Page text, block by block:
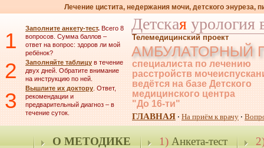
Лечение цистита, недержания мочи, детского энуреза,
1 Заполните анкету-тест. Всего 8
вопросов. Сумма баллов –
ответ на вопрос: здоров ли мой
ребёнок?
2 Заполняйте таблицу в течение
двух дней. Обратите внимание
на инструкцию по ней.
3 Вышлите их доктору. Ответ,
рекомендации и
предварительный диагноз – в
течение суток.
Детская урология
Телемедицинский проект
АМБУЛАТОРНЫЙ
специалиста по лечению
расстройств
ведётся на базе Детского
медицинского центра
"До 16-ти"
ГЛАВНАЯ · На приём к врачу ·
О МЕТОДИКЕ 1)Анкета-тест